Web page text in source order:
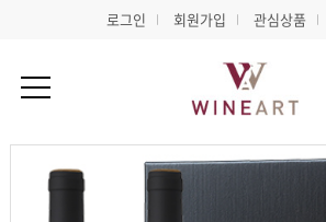
로그인 회원가입 관심상품